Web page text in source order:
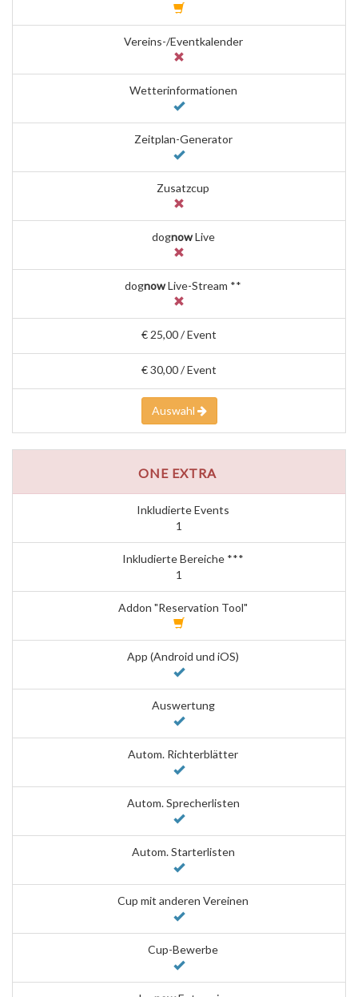
Vereins-/Eventkalender
Wetterinformationen
Zeitplan-Generator
Zusatzcup
dognowLive
dognowLive-Stream **
€ 25,00 / Event
€ 30,00 / Event
Auswahl
ONE EXTRA
Inkludierte Events
1
Inkludierte Bereiche ***
1
Addon "Reservation Tool"
App (Android und iOS)
Auswertung
Autom. Richterblätter
Autom. Sprecherlisten
Autom. Starterlisten
Cup mit anderen Vereinen
Cup-Bewerbe